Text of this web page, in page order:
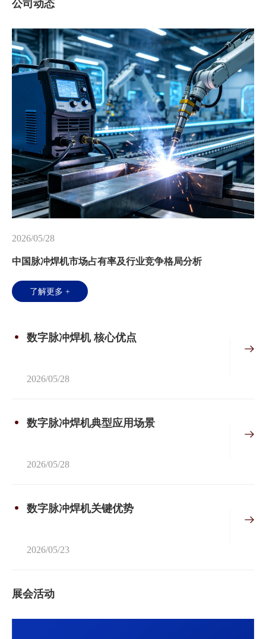
公司动态
2026/05/28
中国脉冲焊机市场占有率及行业竞争格局分析
了解更多 +
数字脉冲焊机 核心优点
2026/05/28
数字脉冲焊机典型应用场景
2026/05/28
数字脉冲焊机关键优势
2026/05/23
展会活动